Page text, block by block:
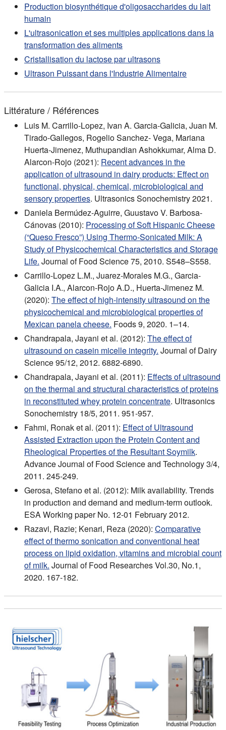
Production biosynthétique d'oligosaccharides du lait
humain
L'ultrasonication et ses multiples applications dans la
transformation des aliments
Cristallisation du lactose par ultrasons
Ultrason Puissant dans l'Industrie Alimentaire
Littérature / Références
Luis M. Carrillo-Lopez, Ivan A. Garcia-Galicia, Juan M.
Tirado-Gallegos, Rogelio Sanchez- Vega, Mariana
Huerta-Jimenez, Muthupandian Ashokkumar, Alma D.
Alarcon-Rojo (2021): Recent advances in the
application of ultrasound in dairy products: Effect on
functional, physical, chemical, microbiological and
sensory properties. Ultrasonics Sonochemistry 2021.
Daniela Bermúdez-Aguirre, Guustavo V. Barbosa-
Cánovas (2010): Processing of Soft Hispanic Cheese
(“Queso Fresco”) Using Thermo-Sonicated Milk: A
Study of Physicochemical Characteristics and Storage
Life. Journal of Food Science 75, 2010. S548–S558.
Carrillo-Lopez L.M., Juarez-Morales M.G., Garcia-
Galicia I.A., Alarcon-Rojo A.D., Huerta-Jimenez M.
(2020): The effect of high-intensity ultrasound on the
physicochemical and microbiological properties of
Mexican panela cheese. Foods 9, 2020. 1–14.
Chandrapala, Jayani et al. (2012): The effect of
ultrasound on casein micelle integrity. Journal of Dairy
Science 95/12, 2012. 6882-6890.
Chandrapala, Jayani et al. (2011): Effects of ultrasound
on the thermal and structural characteristics of proteins
in reconstituted whey protein concentrate. Ultrasonics
Sonochemistry 18/5, 2011. 951-957.
Fahmi, Ronak et al. (2011): Effect of Ultrasound
Assisted Extraction upon the Protein Content and
Rheological Properties of the Resultant Soymilk.
Advance Journal of Food Science and Technology 3/4,
2011. 245-249.
Gerosa, Stefano et al. (2012): Milk availability. Trends
in production and demand and medium-term outlook.
ESA Working paper No. 12-01 February 2012.
Razavi, Razie; Kenari, Reza (2020): Comparative
effect of thermo sonication and conventional heat
process on lipid oxidation, vitamins and microbial count
of milk. Journal of Food Researches Vol.30, No.1,
2020. 167-182.